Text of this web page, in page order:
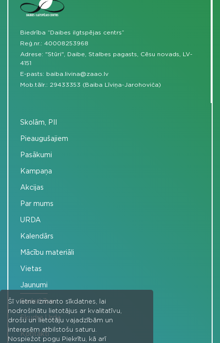
Šī vietne izmanto sīkdatnes, lai
nodrošinātu lietotājus ar kvalitatīvu,
drošu un lietotāju vajadzībām un
interesēm atbilstošu saturu.
Nospiežot pogu Piekrītu, kā arī
Biedrība “Daibes ilgtspējas centrs”
Reģ.nr.: 40008253968
Adrese: "Stūri", Daibe, Stalbes pagasts, Cēsu novads, LV-
4151
E-pasts: baiba.livina@zaao.lv
Mob.tālr.: 29433353 (Baiba Līviņa-Jarohoviča)
Skolām, PII
Pieaugušajiem
Pasākumi
Kampaņa
Akcijas
Par mums
URDA
Kalendārs
Mācību materiāli
Vietas
Jaunumi
Sadarbība
Skudra Urda
Kontakti